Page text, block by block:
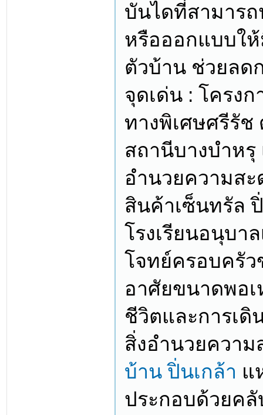
บันไดที่สามาร
หรือออกแบบใ
ตัวบ้าน ช่วยลด
จุดเด่น : โครง
ทางพิเศษศรีรัช
สถานีบางบำหรุ
อำนวยความสะ
สินค้าเซ็นทรัล
โรงเรียนอนุบา
โจทย์ครอบครั
อาศัยขนาดพอเ
ชีวิตและการเดิ
สิ่งอำนวยความ
บ้าน ปิ่นเกล้า แ
ประกอบด้วยคลั